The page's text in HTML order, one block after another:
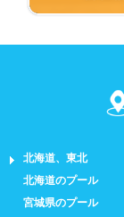
北海道、東北
北海道のプール
宮城県のプール